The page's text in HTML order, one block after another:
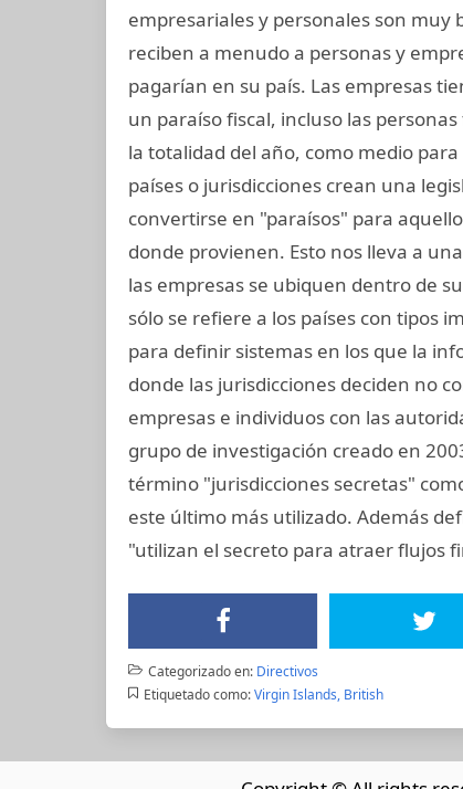
empresariales y personales son muy
reciben a menudo a personas y
pagarían en su país. Las empresas
un paraíso fiscal, incluso las
la totalidad del año, como medio
países o jurisdicciones crean una
convertirse en "paraísos" para
donde provienen. Esto nos lleva a
las empresas se ubiquen dentro de
sólo se refiere a los países con tipos
para definir sistemas en los que la
donde las jurisdicciones deciden no
empresas e individuos con las
grupo de investigación creado en
término "jurisdicciones secretas"
este último más utilizado. Además
"utilizan el secreto para atraer flujos
Categorizado en: Directivos
Etiquetado como: Virgin Islands, British